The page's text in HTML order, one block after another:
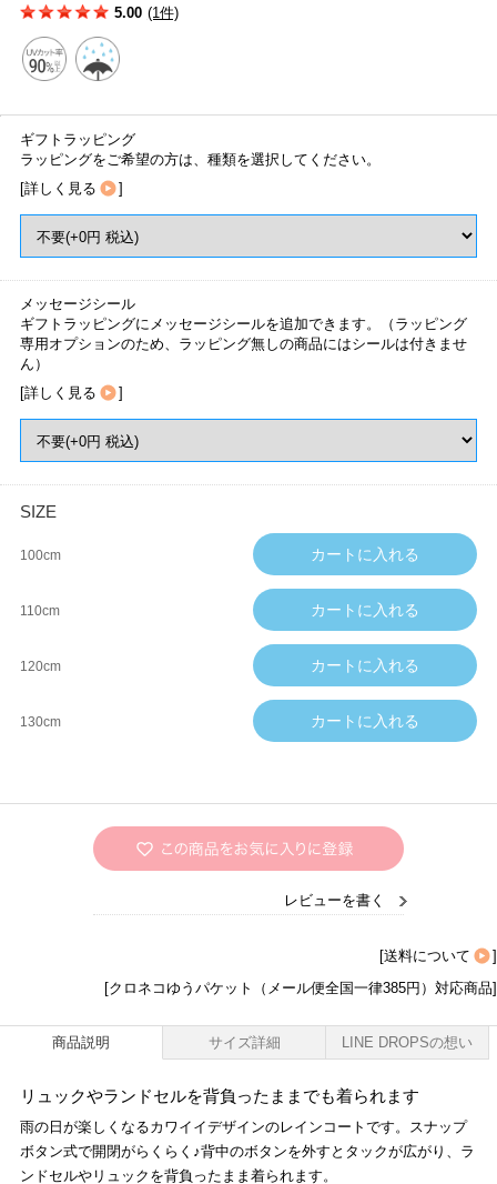
5.00 (1件)
ギフトラッピング
ラッピングをご希望の方は、種類を選択してください。
[詳しく見る ]
メッセージシール
ギフトラッピングにメッセージシールを追加できます。（ラッピング
専用オプションのため、ラッピング無しの商品にはシールは付きませ
ん）
[詳しく見る ]
SIZE
100cm
110cm
120cm
130cm
レビューを書く
[送料について
]
[クロネコゆうパケット（メール便全国一律385円）対応商品]
商品説明 サイズ詳細 LINE DROPSの想い
リュックやランドセルを背負ったままでも着られます
雨の日が楽しくなるカワイイデザインのレインコートです。スナップ
ボタン式で開閉がらくらく♪背中のボタンを外すとタックが広がり、ラ
ンドセルやリュックを背負ったまま着られます。